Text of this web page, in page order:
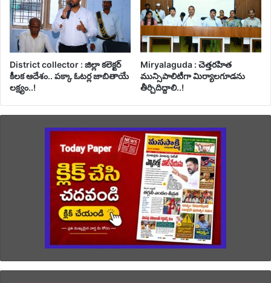
District collector : జిల్లా కలెక్టర్
కీలక ఆదేశం.. పక్కా ఓటర్ల జాబితాయే
లక్ష్యం..!
Miryalaguda : చెత్తరహిత
మున్సిపాలిటీగా మిర్యాలగూడను
తీర్చిదిద్దాలి..!